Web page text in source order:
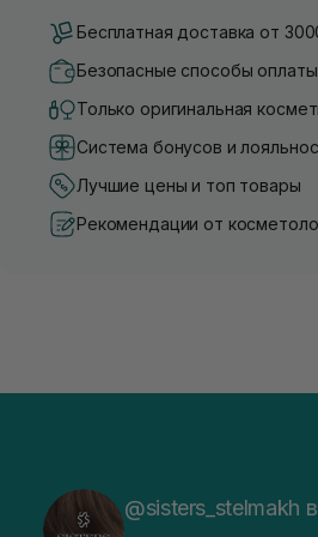
Бесплатная доставка от
Безопасные способы оплаты
Только оригинальная
Система бонусов и
Лучшие цены и топ товары
Рекомендации от
@sisters_stelmakh